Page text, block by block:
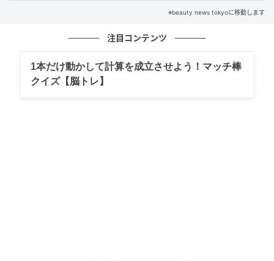
い女性の共通点
の記事をもっとみる
※beauty news tokyoに移動します
注目コンテンツ
1本だけ動かして計算を成立させよう！マッチ棒
クイズ【脳トレ】